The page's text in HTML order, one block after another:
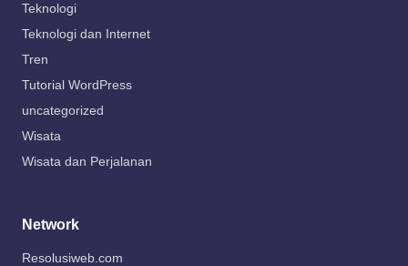
Teknologi
Teknologi dan Internet
Tren
Tutorial WordPress
uncategorized
Wisata
Wisata dan Perjalanan
Network
Resolusiweb.com